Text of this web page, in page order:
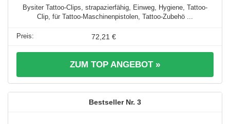
Bysiter Tattoo-Clips, strapazierfähig, Einweg, Hygiene, Tattoo-
Clip, für Tattoo-Maschinenpistolen, Tattoo-Zubehö ...
72,21 €
ZUM TOP ANGEBOT »
3